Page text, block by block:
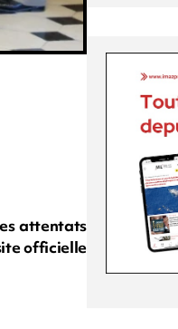
attentats
officielle